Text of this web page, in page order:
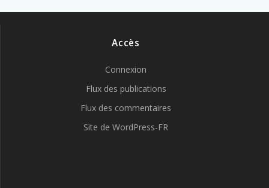
Accès
Connexion
Flux des publications
Flux des commentaires
Site de WordPress-FR